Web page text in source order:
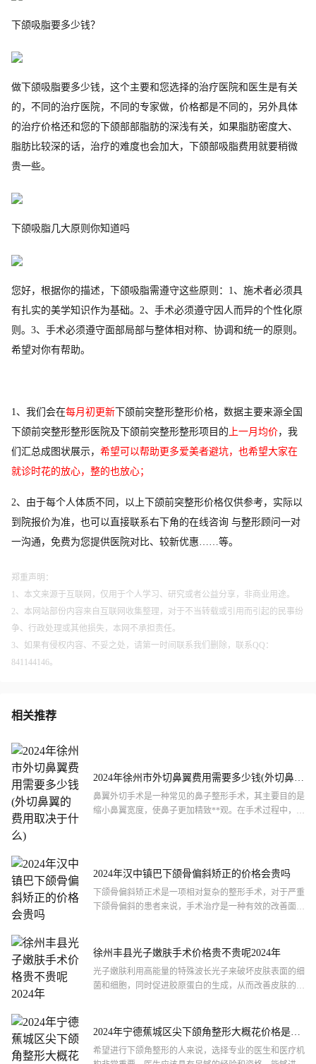
下颌吸脂要多少钱？
做下颌吸脂要多少钱，这个主要和您选择的治疗医院和医生是有关
的，不同的治疗医院，不同的专家做，价格都是不同的，另外具体
的治疗价格还和您的下颌部部脂肪的深浅有关，如果脂肪密度大、
脂肪比较深的话，治疗的难度也会加大，下颌部吸脂费用就要稍微
贵一些。
下颌吸脂几大原则你知道吗
您好，根据你的描述，下颌吸脂需遵守这些原则：1、施术者必须具
有扎实的美学知识作为基础。2、手术必须遵守因人而异的个性化原
则。3、手术必须遵守面部局部与整体相对称、协调和统一的原则。
希望对你有帮助。
1、我们会在每月初更新 下颌前突整形整形价格，数据主要来源全国
下颌前突整形整形医院及下颌前突整形整形项目的 上一月均价，我
们汇总成图状展示， 希望可以帮助更多爱美者避坑，也希望大家在
就诊时花的放心，整的也放心；
2、由于每个人体质不同，以上下颌前突整形价格仅供参考，实际以
到院报价为准，也可以直接联系右下角的在线咨询 与整形顾问一对
一沟通，免费为您提供医院对比、较新优惠……等。
郑重声明：
1、本文来源于互联网，仅用于个人学习、研究或者公益分享，非商业用途。
2、本网站部份内容来自互联网收集整理，对于不当转载或引用而引起的民事纷
争、行政处理或其他损失，本网不承担责任。
3、如果有侵权内容、不妥之处，请第一时间联系我们删除，联系QQ：
841144146。
相关推荐
2024年徐州市外切鼻翼费用需要多少钱(外切鼻翼
的费用取决于什么)
鼻翼外切手术是一种常见的鼻子整形手术，其主要目的是
缩小鼻翼宽度，使鼻子更加精致**观。在手术过程中，医
2024年汉中镇巴下颌骨偏斜矫正的价格会贵吗
下颌骨偏斜矫正术是一项相对复杂的整形手术，对于严重
下颌骨偏斜的患者来说，手术治疗是一种有效的改善面部
徐州丰县光子嫩肤手术价格贵不贵呢2024年
光子嫩肤利用高能量的特殊波长光子来破坏皮肤表面的细
菌和细胞，同时促进胶原蛋白的生成，从而改善皮肤的外
2024年宁德蕉城区尖下颌角整形大概花价格是多
少钱
希望进行下颌角整形的人来说，选择专业的医生和医疗机